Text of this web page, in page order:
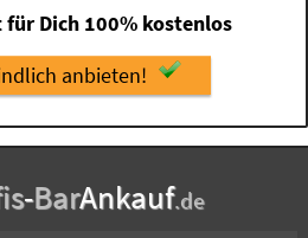
für Dich 100% kostenlos
anbieten!
-BarAnkauf.de